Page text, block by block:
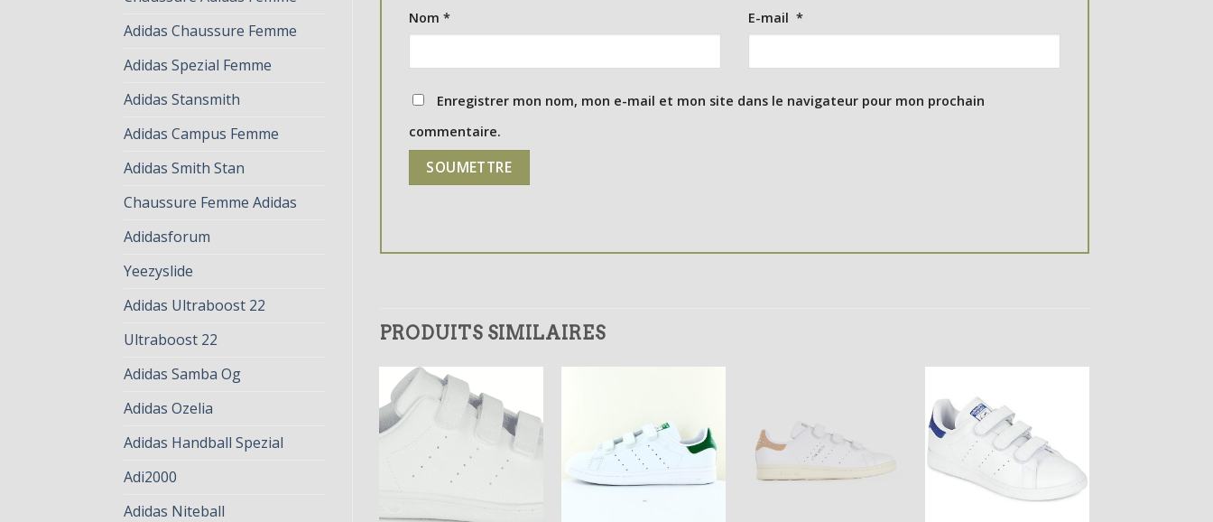
Adidas Chaussure Femme
Adidas Spezial Femme
Adidas Stansmith
Adidas Campus Femme
Adidas Smith Stan
Chaussure Femme Adidas
Adidasforum
Yeezyslide
Adidas Ultraboost 22
Ultraboost 22
Adidas Samba Og
Adidas Ozelia
Adidas Handball Spezial
Adi2000
Adidas Niteball
Nom * E-mail *
Enregistrer mon nom, mon e-mail et mon site dans le navigateur pour mon prochain
commentaire.
PRODUITS SIMILAIRES